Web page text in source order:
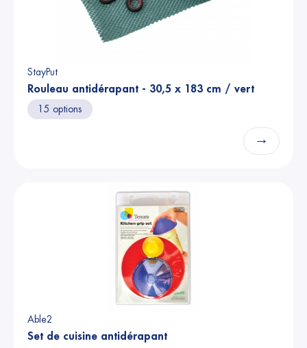
StayPut
Rouleau antidérapant - 30,5 x 183 cm / vert
15 options
→
Able2
Set de cuisine antidérapant